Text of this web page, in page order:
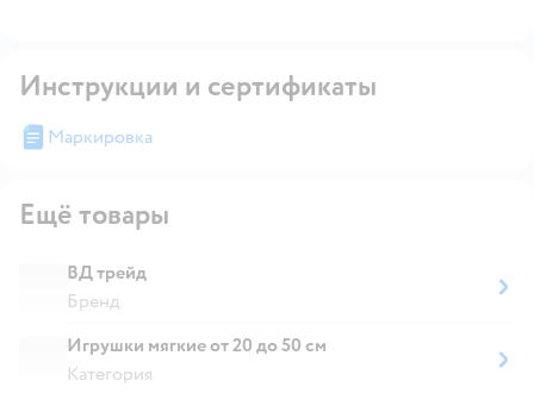
Инструкции и сертификаты
Маркировка
Ещё товары
ВД трейд
Бренд
Игрушки мягкие от 20 до 50 см
Категория